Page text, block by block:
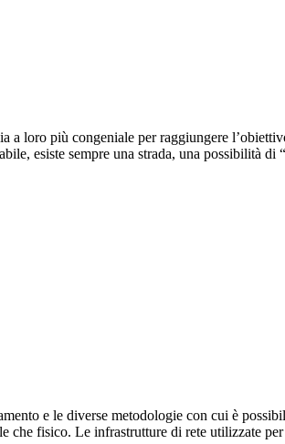
loro più congeniale per raggiungere
esiste sempre una strada, una possibilità di
e le diverse metodologie con cui è
che fisico. Le infrastrutture di rete utilizzate